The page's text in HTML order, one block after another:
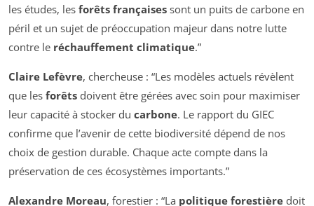
les études, les forêts françaises sont un puits de carbone en
péril et un sujet de préoccupation majeur dans notre lutte
contre le réchauffement climatique.”
Claire Lefèvre, chercheuse : “Les modèles actuels révèlent
que les forêts doivent être gérées avec soin pour maximiser
leur capacité à stocker du carbone. Le rapport du GIEC
confirme que l’avenir de cette biodiversité dépend de nos
choix de gestion durable. Chaque acte compte dans la
préservation de ces écosystèmes importants.”
Alexandre Moreau, forestier : “La politique forestière doit